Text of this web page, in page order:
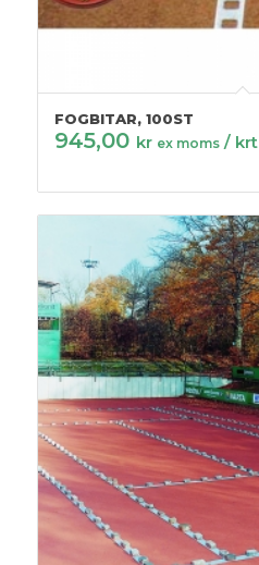
FOGBITAR, 100ST
945,00 kr ex moms / krt